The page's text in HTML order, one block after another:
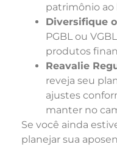
patrimônio
Diversifique
PGBL ou
produtos
Reavalie
reveja seu
ajustes
manter no
Se você ainda
planejar sua